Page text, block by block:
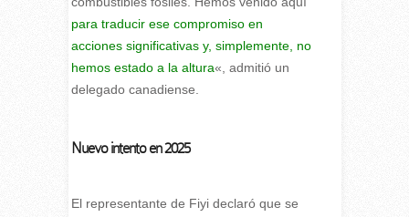
para traducir ese compromiso en
acciones significativas y, simplemente, no
hemos estado a la altura«, admitió un
delegado canadiense.
Nuevo intento en 2025
El representante de Fiyi declaró que se